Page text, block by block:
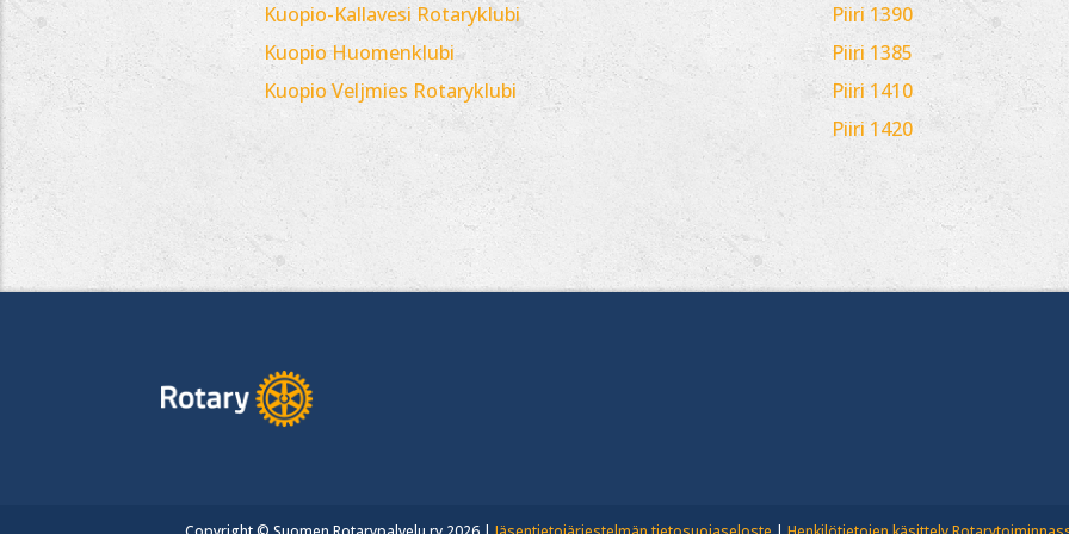
Kuopio-Kallavesi Rotaryklubi
Kuopio Huomenklubi
Kuopio Veljmies Rotaryklubi
Piiri 1390
Piiri 1385
Piiri 1410
Piiri 1420